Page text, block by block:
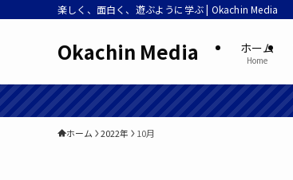
楽しく、面白く、遊ぶように学ぶ | Okachin Media
Okachin Media ホーム
Home
ホーム 2022年 10月